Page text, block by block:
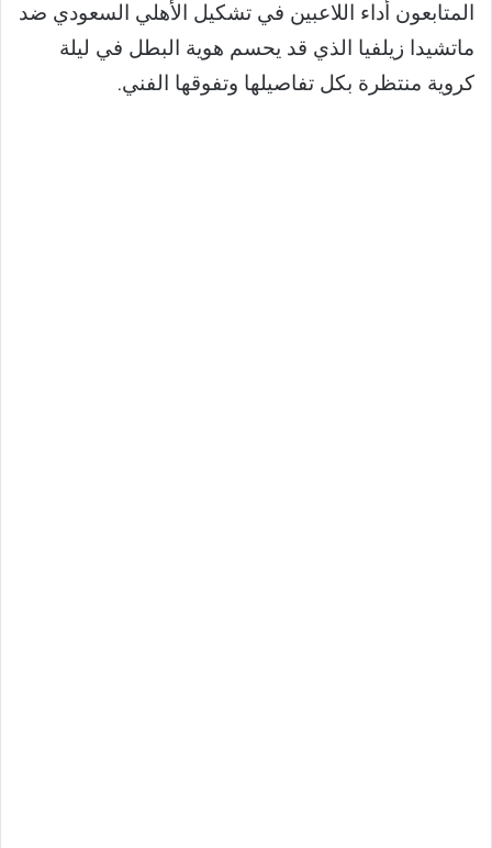
المتابعون أداء اللاعبين في تشكيل الأهلي السعودي ضد
ماتشيدا زيلفيا الذي قد يحسم هوية البطل في ليلة
كروية منتظرة بكل تفاصيلها وتفوقها الفني.